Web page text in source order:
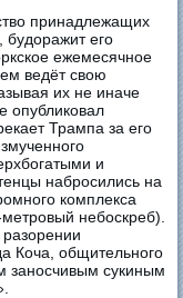
принадлежащих
будоражит его
ежемесячное
ведёт свою
их не иначе
опубликовал
Трампа за его
и
набросились на
комплекса
небоскреб).
Коча, общительного
заносчивым сукиным